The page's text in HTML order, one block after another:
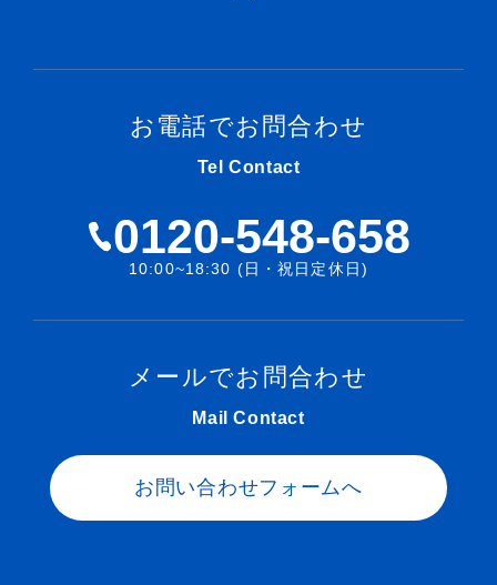
お電話でお問合わせ
Tel Contact
0120-548-658
10:00~18:30 (日・祝日定休日)
メールでお問合わせ
Mail Contact
お問い合わせフォームへ